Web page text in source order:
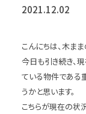
2021.12.02
こんにちは、木まま
今日も引き続き、
ている物件である
うかと思います。
こちらが現在の状況